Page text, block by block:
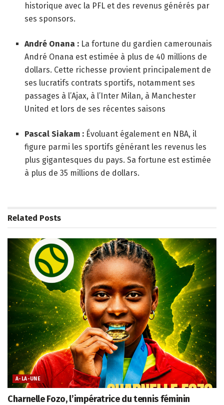
historique avec la PFL et des revenus générés par
ses sponsors.
André Onana : La fortune du gardien camerounais
André Onana est estimée à plus de 40 millions de
dollars. Cette richesse provient principalement de
ses lucratifs contrats sportifs, notamment ses
passages à l’Ajax, à l’Inter Milan, à Manchester
United et lors de ses récentes saisons
Pascal Siakam : Évoluant également en NBA, il
figure parmi les sportifs générant les revenus les
plus gigantesques du pays. Sa fortune est estimée
à plus de 35 millions de dollars.
Related Posts
A-LA-UNE
Charnelle Fozo, l’impératrice du tennis féminin